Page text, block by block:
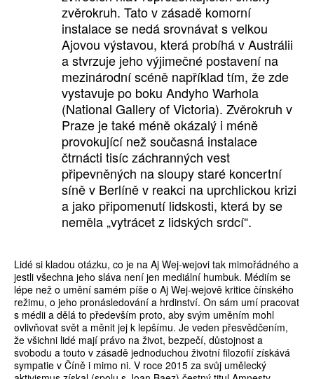
zvěrokruh. Tato v zásadě komorní
instalace se nedá srovnávat s velkou
Ajovou výstavou, která probíhá v Austrálii
a stvrzuje jeho výjimečné postavení na
mezinárodní scéně například tím, že zde
vystavuje po boku Andyho Warhola
(National Gallery of Victoria). Zvěrokruh v
Praze je také méně okázalý i méně
provokující než současná instalace
čtrnácti tisíc záchranných vest
připevněných na sloupy staré koncertní
síně v Berlíně v reakci na uprchlickou krizi
a jako připomenutí lidskosti, která by se
neměla „vytrácet z lidských srdcí“.
Lidé si kladou otázku, co je na Aj Wej-wejovi tak mimořádného a
jestli všechna jeho sláva není jen mediální humbuk. Médiím se
lépe než o umění samém píše o Aj Wej-wejově kritice čínského
režimu, o jeho pronásledování a hrdinství. On sám umí pracovat
s médii a dělá to především proto, aby svým uměním mohl
ovlivňovat svět a měnit jej k lepšímu. Je veden přesvědčením,
že všichni lidé mají právo na život, bezpečí, důstojnost a
svobodu a touto v zásadě jednoduchou životní filozofií získává
sympatie v Číně i mimo ni. V roce 2015 za svůj umělecký